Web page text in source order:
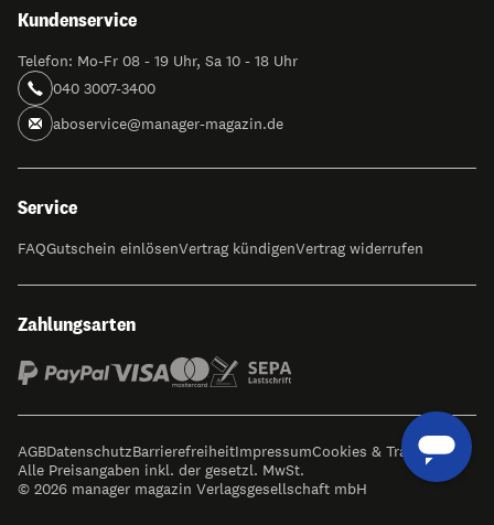
Kundenservice
Telefon: Mo-Fr 08 - 19 Uhr, Sa 10 - 18 Uhr
040 3007-3400
aboservice@manager-magazin.de
Service
FAQGutschein einlösenVertrag kündigenVertrag widerrufen
Zahlungsarten
AGBDatenschutzBarrierefreiheitImpressumCookies & Tracking
Alle Preisangaben inkl. der gesetzl. MwSt.
© 2026 manager magazin Verlagsgesellschaft mbH